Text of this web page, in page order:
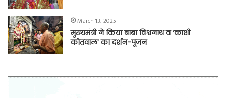
March 13, 2025
मुख्यमंत्री ने किया बाबा विश्वनाथ व ‘काशी
कोतवाल’ का दर्शन-पूजन